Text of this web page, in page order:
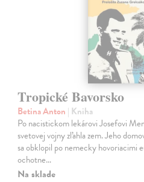
Tropické Bavorsko
Betina Anton | Kniha
Po nacistickom lekárovi Josefovi
svetovej vojny zľahla zem. Jeho
sa obklopil po nemecky hovoriacimi
ochotne…
Na sklade